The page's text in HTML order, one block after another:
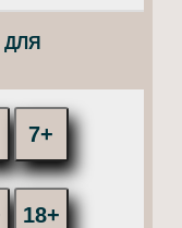
7+
18+